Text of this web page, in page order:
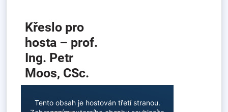
Tento obsah je hostován třetí stranou.
Křeslo pro
hosta – prof.
Ing. Petr
Moos, CSc.